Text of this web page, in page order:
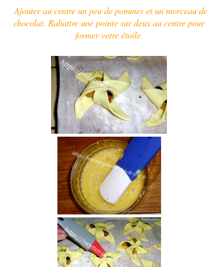
Ajouter au centre un peu de pommes et un morceau de
chocolat. Rabattre une pointe sur deux au centre pour
former votre étoile.